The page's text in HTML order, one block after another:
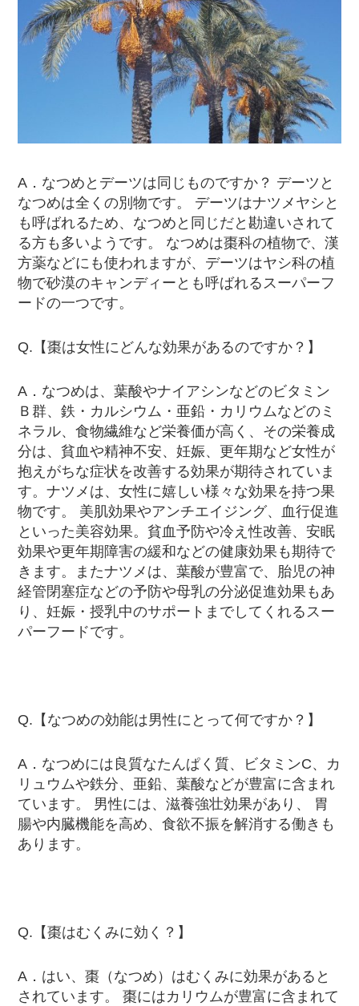
A．なつめとデーツは同じものですか？ デーツと
なつめは全くの別物です。 デーツはナツメヤシと
も呼ばれるため、なつめと同じだと勘違いされて
る方も多いようです。 なつめは棗科の植物で、漢
方薬などにも使われますが、デーツはヤシ科の植
物で砂漠のキャンディーとも呼ばれるスーパーフ
ードの一つです。
Q.【棗は女性にどんな効果があるのですか？】
A．なつめは、葉酸やナイアシンなどのビタミン
Ｂ群、鉄・カルシウム・亜鉛・カリウムなどのミ
ネラル、食物繊維など栄養価が高く、その栄養成
分は、貧血や精神不安、妊娠、更年期など女性が
抱えがちな症状を改善する効果が期待されていま
す。ナツメは、女性に嬉しい様々な効果を持つ果
物です。 美肌効果やアンチエイジング、血行促進
といった美容効果。貧血予防や冷え性改善、安眠
効果や更年期障害の緩和などの健康効果も期待で
きます。またナツメは、葉酸が豊富で、胎児の神
経管閉塞症などの予防や母乳の分泌促進効果もあ
り、妊娠・授乳中のサポートまでしてくれるスー
パーフードです。
Q.【なつめの効能は男性にとって何ですか？】
A．なつめには良質なたんぱく質、ビタミンC、カ
リュウムや鉄分、亜鉛、葉酸などが豊富に含まれ
ています。 男性には、滋養強壮効果があり、 胃
腸や内臓機能を高め、食欲不振を解消する働きも
あります。
Q.【棗はむくみに効く？】
A．はい、棗（なつめ）はむくみに効果があると
されています。 棗にはカリウムが豊富に含まれて